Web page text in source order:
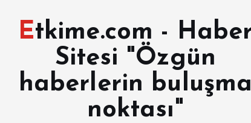
Etkime.com - Haber
Sitesi "Özgün
haberlerin buluşma
noktası"